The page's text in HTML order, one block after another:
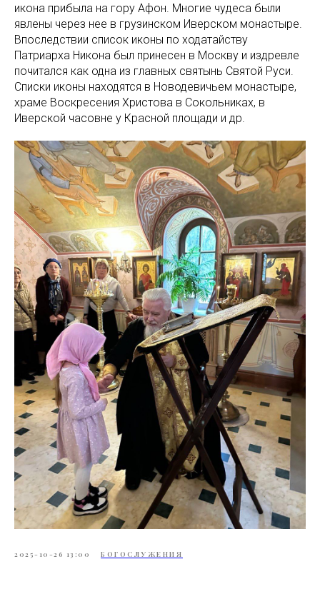
икона прибыла на гору Афон. Многие чудеса были
явлены через нее в грузинском Иверском монастыре.
Впоследствии список иконы по ходатайству
Патриарха Никона был принесен в Москву и издревле
почитался как одна из главных святынь Святой Руси.
Списки иконы находятся в Новодевичьем монастыре,
храме Воскресения Христова в Сокольниках, в
Иверской часовне у Красной площади и др.
2025-10-26 13:00 БОГОСЛУЖЕНИЯ